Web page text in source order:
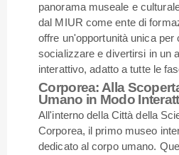
panorama museale e
dal MIUR come ente di
offre un'opportunità unica per
socializzare e divertirsi in un
interattivo, adatto a tutte le
Corporea: Alla
Umano in Modo
All'interno della Città della
Corporea, il primo museo
dedicato al corpo umano.